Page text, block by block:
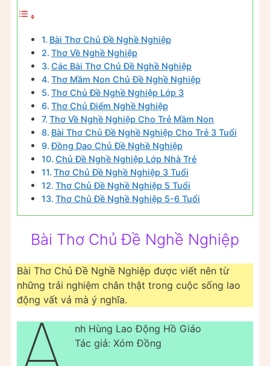
Bài Thơ Chủ Đề Nghề Nghiệp
Thơ Về Nghề Nghiệp
Các Bài Thơ Chủ Đề Nghề Nghiệp
Thơ Mầm Non Chủ Đề Nghề Nghiệp
Thơ Chủ Đề Nghề Nghiệp Lớp 3
Thơ Chủ Điểm Nghề Nghiệp
Thơ Về Nghề Nghiệp Cho Trẻ Mầm Non
Bài Thơ Chủ Đề Nghề Nghiệp Cho Trẻ 3 Tuổi
Đồng Dao Chủ Đề Nghề Nghiệp
Chủ Đề Nghề Nghiệp Lớp Nhà Trẻ
Thơ Chủ Đề Nghề Nghiệp 3 Tuổi
Thơ Chủ Đề Nghề Nghiệp 5 Tuổi
Thơ Chủ Đề Nghề Nghiệp 5-6 Tuổi
Bài Thơ Chủ Đề Nghề Nghiệp
Bài Thơ Chủ Đề Nghề Nghiệp được viết nên từ
những trải nghiệm chân thật trong cuộc sống lao
động vất vả mà ý nghĩa.
nh Hùng Lao Động Hồ Giáo
Tác giả: Xóm Đồng